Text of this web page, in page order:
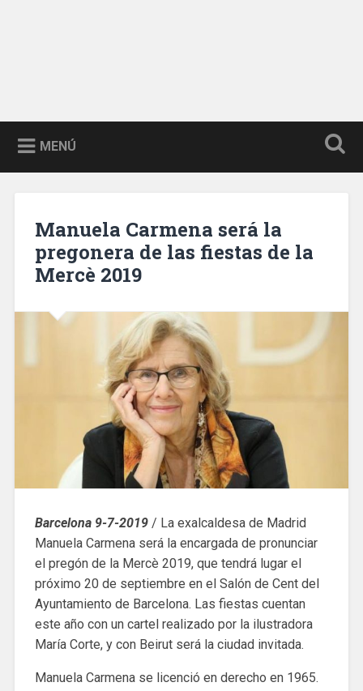
MENÚ
Manuela Carmena será la
pregonera de las fiestas de la
Mercè 2019
Barcelona 9-7-2019/ La exalcaldesa de Madrid
Manuela Carmena será la encargada de pronunciar
el pregón de la Mercè 2019, que tendrá lugar el
próximo 20 de septiembre en el Salón de Cent del
Ayuntamiento de Barcelona. Las fiestas cuentan
este año con un cartel realizado por la ilustradora
María Corte, y con Beirut será la ciudad invitada.
Manuela Carmena se licenció en derecho en 1965.